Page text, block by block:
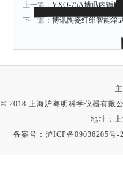
上一篇： YXQ-75A博迅内循环
下一篇： 博讯陶瓷纤维智能箱
© 2018 上海沪粤明科学仪器有限
地址：
备案号：沪ICP备09036205号-